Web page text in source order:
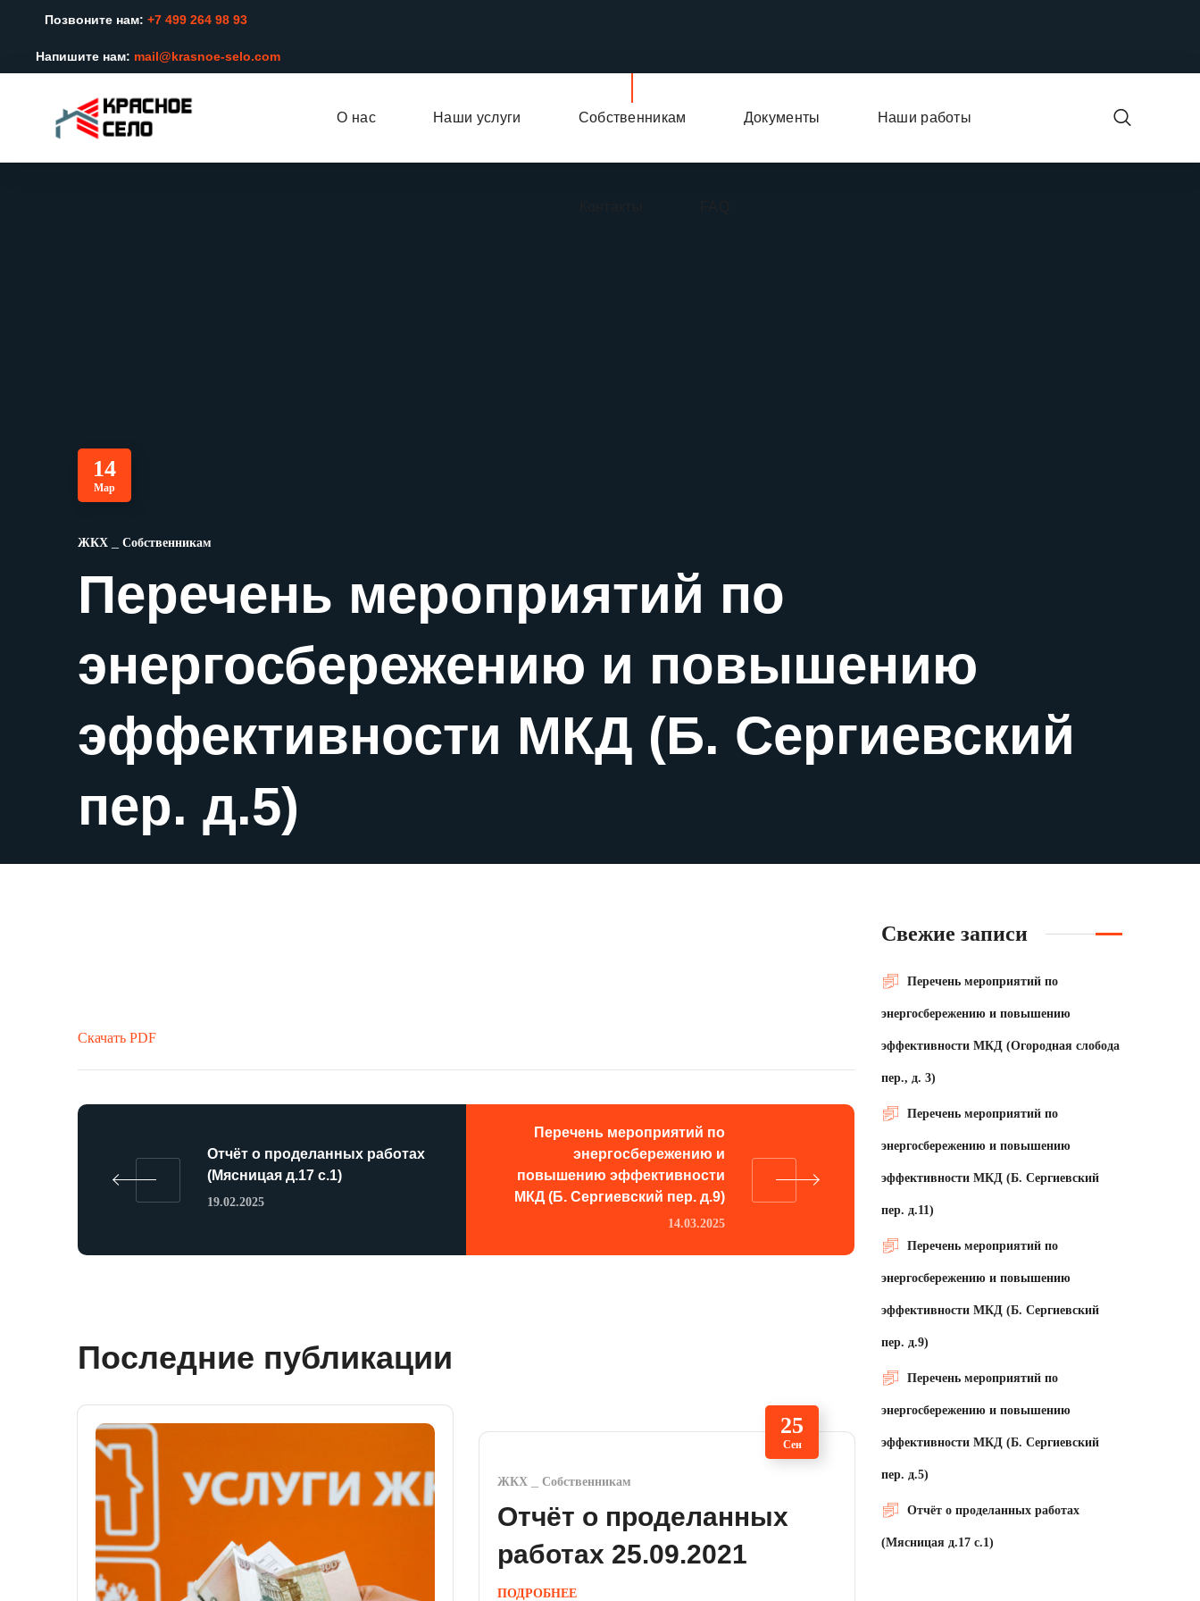
Позвоните нам: +7 499 264 98 93
Напишите нам: mail@krasnoe-selo.com
О нас Наши услуги Собственникам Документы Наши работы
14
Мар
ЖКХ Собственникам
Перечень мероприятий по
энергосбережению и повышению
эффективности МКД (Б. Сергиевский
пер. д.5)
Скачать PDF
Отчёт о проделанных работах
(Мясницая д.17 с.1)
19.02.2025
Перечень мероприятий по
энергосбережению и
повышению эффективности
МКД (Б. Сергиевский пер. д.9)
14.03.2025
Последние публикации
25
Сен
ЖКХ Собственникам
Отчёт о проделанных
работах 25.09.2021
ПОДРОБНЕЕ
Свежие записи
Перечень мероприятий по
энергосбережению и повышению
эффективности МКД (Огородная слобода
пер., д. 3)
Перечень мероприятий по
энергосбережению и повышению
эффективности МКД (Б. Сергиевский
пер. д.11)
Перечень мероприятий по
энергосбережению и повышению
эффективности МКД (Б. Сергиевский
пер. д.9)
Перечень мероприятий по
энергосбережению и повышению
эффективности МКД (Б. Сергиевский
пер. д.5)
Отчёт о проделанных работах
(Мясницая д.17 с.1)